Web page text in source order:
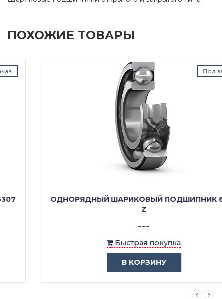
ПОХОЖИЕ ТОВАРЫ
ОДНОРЯДНЫЙ ШАРИКОВЫЙ ПОДШИПНИК 6307
Быстрая покупка
В КОРЗИНУ